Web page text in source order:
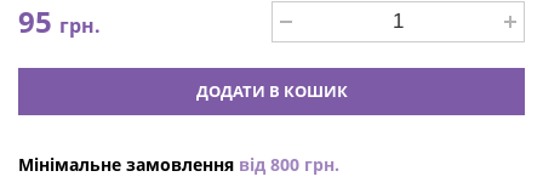
95 грн.
ДОДАТИ В КОШИК
Мінімальне замовлення від 800 грн.